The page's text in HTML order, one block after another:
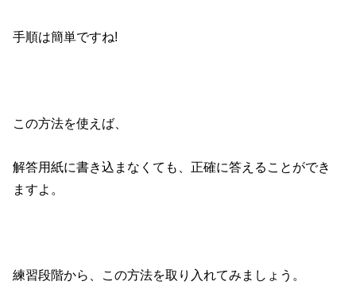
手順は簡単ですね!
この方法を使えば、
解答用紙に書き込まなくても、正確に答えることができ
ますよ。
練習段階から、この方法を取り入れてみましょう。